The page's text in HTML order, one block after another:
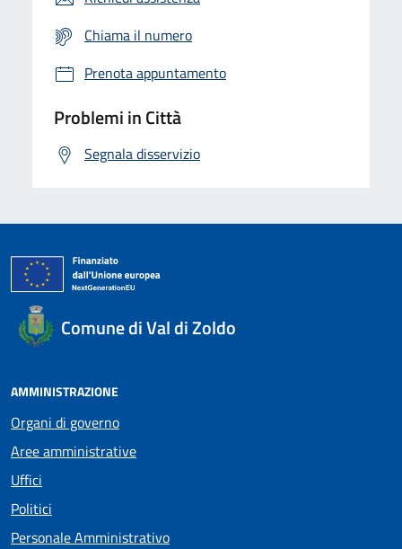
Chiama il numero
Prenota appuntamento
Problemi in Città
Segnala disservizio
Comune di Val di Zoldo
AMMINISTRAZIONE
Organi di governo
Aree amministrative
Uffici
Politici
Personale Amministrativo